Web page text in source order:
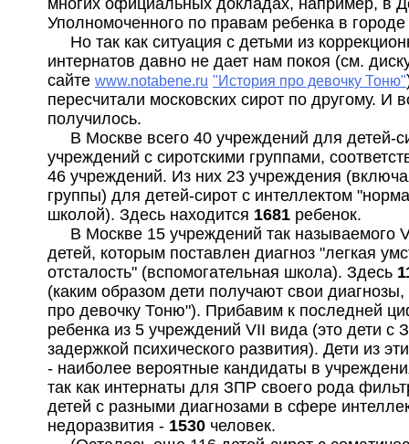
многих официальных докладах, например, в
Уполномоченного по правам ребенка в
Но так как ситуация с детьми из
интернатов давно не дает нам покоя (см.
сайте www.notabene.ru "История про девочку Тоню"
пересчитали московских сирот по другому. И
получилось.
В Москве всего 40 учреждений для детей-
учреждений с сиротскими группами,
46 учреждений. Из них 23 учреждения
группы) для детей-сирот с интеллектом
школой). Здесь находится 1681 ребенок.
В Москве 15 учреждений так называемого
детей, которым поставлен диагноз "легкая
отсталость" (вспомогательная школа). Здесь
(каким образом дети получают свои
про девочку Тоню"). Прибавим к последней
ребенка из 5 учреждений VII вида (это дети с
задержкой психического развития). Дети из
- наиболее вероятные кандидаты в
так как интернаты для ЗПР своего рода
детей с разными диагнозами в сфере
недоразвития - 1530 человек.